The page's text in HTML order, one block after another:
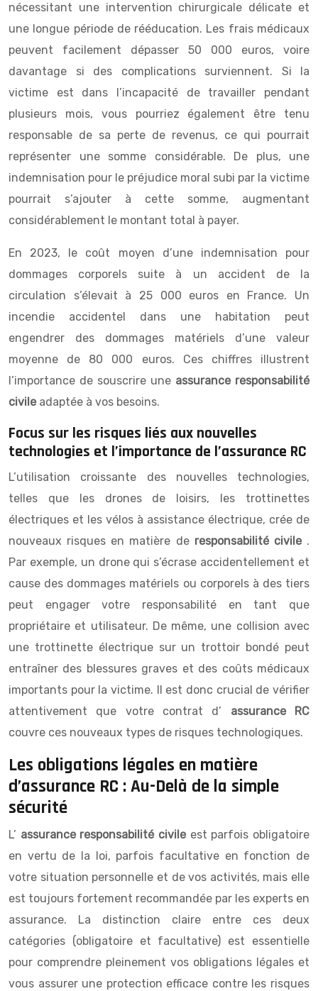
nécessitant une intervention chirurgicale délicate et
une longue période de rééducation. Les frais médicaux
peuvent facilement dépasser 50 000 euros, voire
davantage si des complications surviennent. Si la
victime est dans l’incapacité de travailler pendant
plusieurs mois, vous pourriez également être tenu
responsable de sa perte de revenus, ce qui pourrait
représenter une somme considérable. De plus, une
indemnisation pour le préjudice moral subi par la victime
pourrait s’ajouter à cette somme, augmentant
considérablement le montant total à payer.
En 2023, le coût moyen d’une indemnisation pour
dommages corporels suite à un accident de la
circulation s’élevait à 25 000 euros en France. Un
incendie accidentel dans une habitation peut
engendrer des dommages matériels d’une valeur
moyenne de 80 000 euros. Ces chiffres illustrent
l’importance de souscrire une assurance responsabilité
civile adaptée à vos besoins.
Focus sur les risques liés aux nouvelles
technologies et l’importance de l’assurance RC
L’utilisation croissante des nouvelles technologies,
telles que les drones de loisirs, les trottinettes
électriques et les vélos à assistance électrique, crée de
nouveaux risques en matière de responsabilité civile .
Par exemple, un drone qui s’écrase accidentellement et
cause des dommages matériels ou corporels à des tiers
peut engager votre responsabilité en tant que
propriétaire et utilisateur. De même, une collision avec
une trottinette électrique sur un trottoir bondé peut
entraîner des blessures graves et des coûts médicaux
importants pour la victime. Il est donc crucial de vérifier
attentivement que votre contrat d’ assurance RC
couvre ces nouveaux types de risques technologiques.
Les obligations légales en matière
d’assurance RC : Au-Delà de la simple
sécurité
L’ assurance responsabilité civile est parfois obligatoire
en vertu de la loi, parfois facultative en fonction de
votre situation personnelle et de vos activités, mais elle
est toujours fortement recommandée par les experts en
assurance. La distinction claire entre ces deux
catégories (obligatoire et facultative) est essentielle
pour comprendre pleinement vos obligations légales et
vous assurer une protection efficace contre les risques